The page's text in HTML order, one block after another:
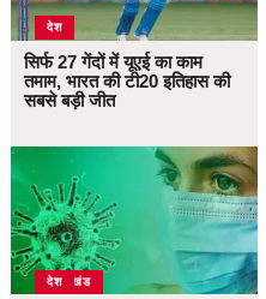
देश
सिर्फ 27 गेंदों में यूएई का काम
तमाम, भारत की टी20 इतिहास की
सबसे बड़ी जीत
उत्तराखंड
देश